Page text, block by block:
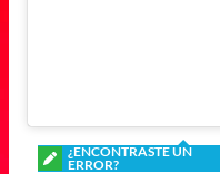
¿ENCONTRASTE UN
ERROR?